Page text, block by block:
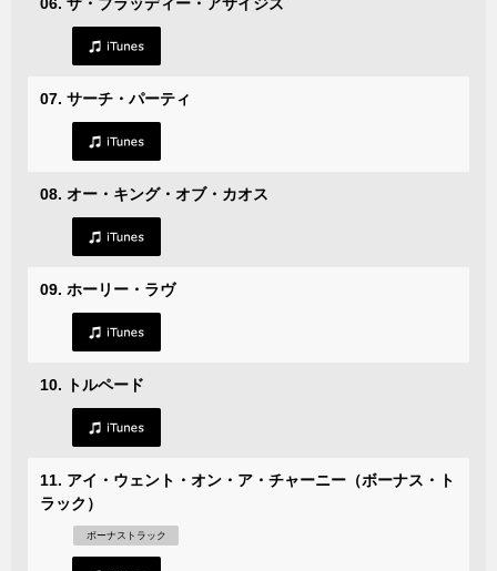
07. サーチ・パーティ
08. オー・キング・オブ・カオス
09. ホーリー・ラヴ
10. トルペード
11. アイ・ウェント・オン・ア・チャーニー（ボーナス・ト
ラック）
ボーナストラック